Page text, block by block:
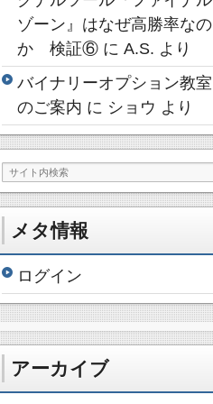
ゾーン』はなぜ高勝率なの
か 検証⑥ に A.S. より
バイナリーオプション教室
のご案内 に ショウ より
メタ情報
ログイン
アーカイブ